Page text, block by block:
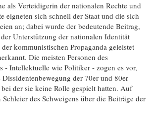
als Verteidigerin der nationalen Rechte und
eigneten sich schnell der Staat und die sich
an; dabei wurde der bedeutende Beitrag,
Unterstützung der nationalen Identität
kommunistischen Propaganda geleistet
Die meisten Personen des
- Intellektuelle wie Politiker - zogen es vor,
der 70er und 80er
der sie keine Rolle gespielt hatten. Auf
Schleier des Schweigens über die Beiträge der